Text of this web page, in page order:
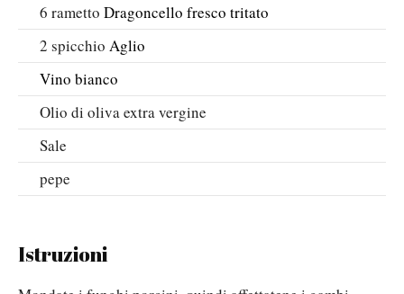
6 rametto Dragoncello fresco tritato
2 spicchio Aglio
Vino bianco
Olio di oliva extra vergine
Sale
pepe
Istruzioni